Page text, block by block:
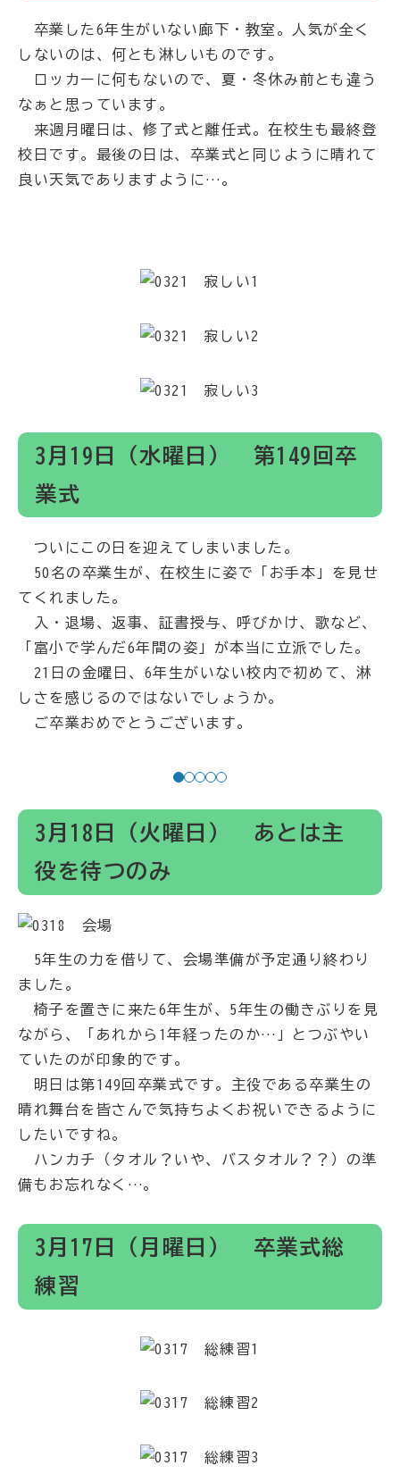
卒業した6年生がいない廊下・教室。人気が全く
しないのは、何とも淋しいものです。
ロッカーに何もないので、夏・冬休み前とも違う
なぁと思っています。
来週月曜日は、修了式と離任式。在校生も最終登
校日です。最後の日は、卒業式と同じように晴れて
良い天気でありますように…。
3月19日（水曜日） 第149回卒
業式
ついにこの日を迎えてしまいました。
50名の卒業生が、在校生に姿で「お手本」を見せ
てくれました。
入・退場、返事、証書授与、呼びかけ、歌など、
「富小で学んだ6年間の姿」が本当に立派でした。
21日の金曜日、6年生がいない校内で初めて、淋
しさを感じるのではないでしょうか。
ご卒業おめでとうございます。
1 2 3 4
3月18日（火曜日） あとは主
役を待つのみ
5年生の力を借りて、会場準備が予定通り終わり
ました。
椅子を置きに来た6年生が、5年生の働きぶりを見
ながら、「あれから1年経ったのか…」とつぶやい
ていたのが印象的です。
明日は第149回卒業式です。主役である卒業生の
晴れ舞台を皆さんで気持ちよくお祝いできるように
したいですね。
ハンカチ（タオル？いや、バスタオル？？）の準
備もお忘れなく…。
3月17日（月曜日） 卒業式総
練習